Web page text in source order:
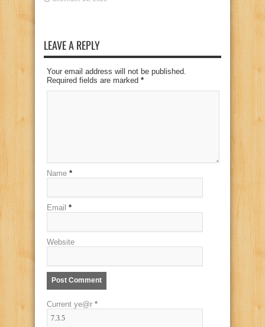
LEAVE A REPLY
Your email address will not be published.
Required fields are marked *
Name *
Email *
Website
Current ye@r *